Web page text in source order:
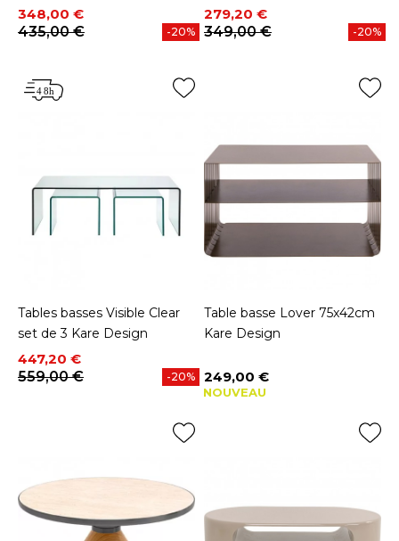
Prix
348,00 €
Prix de base
435,00 €
-20%
Prix
279,20 €
Prix de base
349,00 €
-20%
Tables basses Visible Clear
set de 3 Kare Design
Prix
447,20 €
Prix de base
559,00 €
-20%
Table basse Lover 75x42cm
Kare Design
Prix
249,00 €
NOUVEAU